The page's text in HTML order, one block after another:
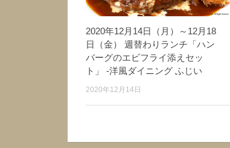
2020年12月14日（月）～12月18
日（金） 週替わりランチ「ハン
バーグのエビフライ添えセッ
ト」 -洋風ダイニング ふじい
2020年12月14日